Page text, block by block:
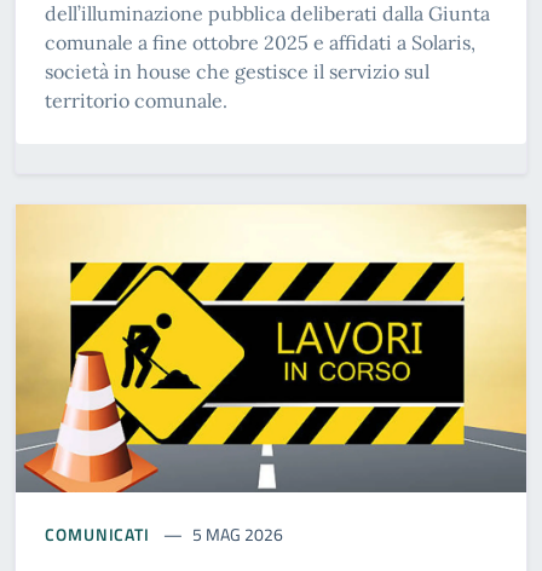
dell’illuminazione pubblica deliberati dalla Giunta
comunale a fine ottobre 2025 e affidati a Solaris,
società in house che gestisce il servizio sul
territorio comunale.
COMUNICATI 5 MAG 2026